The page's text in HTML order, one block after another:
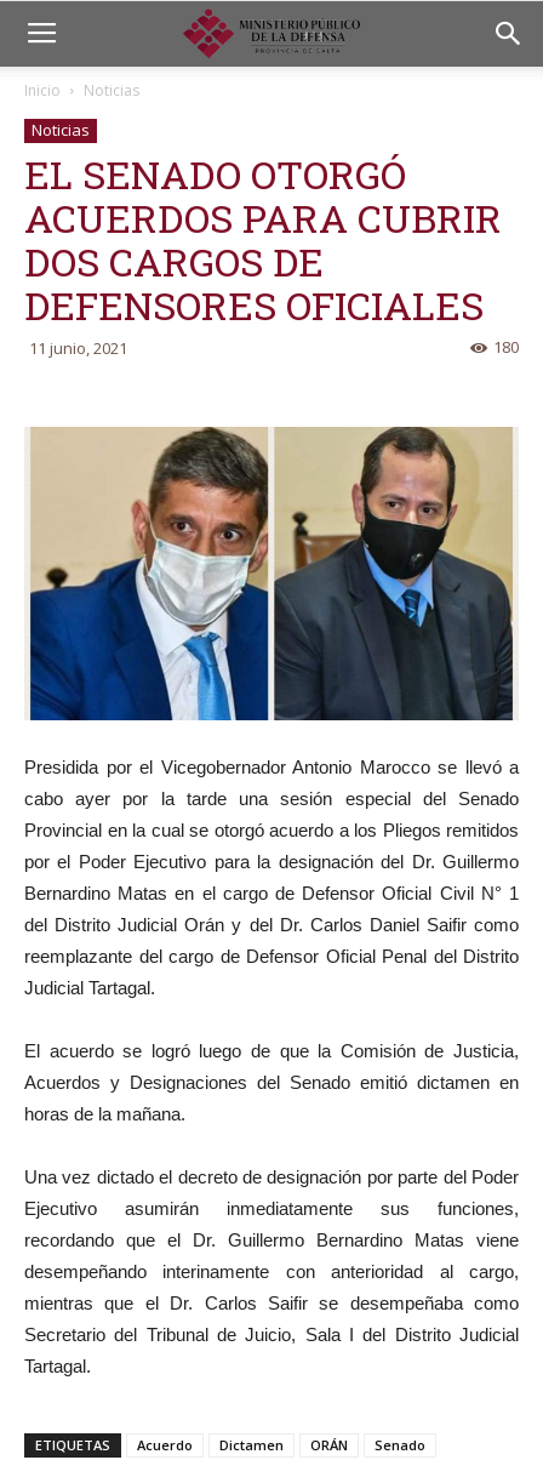
Inicio Noticias
Noticias
EL SENADO OTORGÓ
ACUERDOS PARA CUBRIR
DOS CARGOS DE
DEFENSORES OFICIALES
11 junio, 2021 180
Presidida por el Vicegobernador Antonio Marocco se llevó a
cabo ayer por la tarde una sesión especial del Senado
Provincial en la cual se otorgó acuerdo a los Pliegos remitidos
por el Poder Ejecutivo para la designación del Dr. Guillermo
Bernardino Matas en el cargo de Defensor Oficial Civil N° 1
del Distrito Judicial Orán y del Dr. Carlos Daniel Saifir como
reemplazante del cargo de Defensor Oficial Penal del Distrito
Judicial Tartagal.
El acuerdo se logró luego de que la Comisión de Justicia,
Acuerdos y Designaciones del Senado emitió dictamen en
horas de la mañana.
Una vez dictado el decreto de designación por parte del Poder
Ejecutivo asumirán inmediatamente sus funciones,
recordando que el Dr. Guillermo Bernardino Matas viene
desempeñando interinamente con anterioridad al cargo,
mientras que el Dr. Carlos Saifir se desempeñaba como
Secretario del Tribunal de Juicio, Sala I del Distrito Judicial
Tartagal.
ETIQUETAS Acuerdo Dictamen ORÁN
Senado